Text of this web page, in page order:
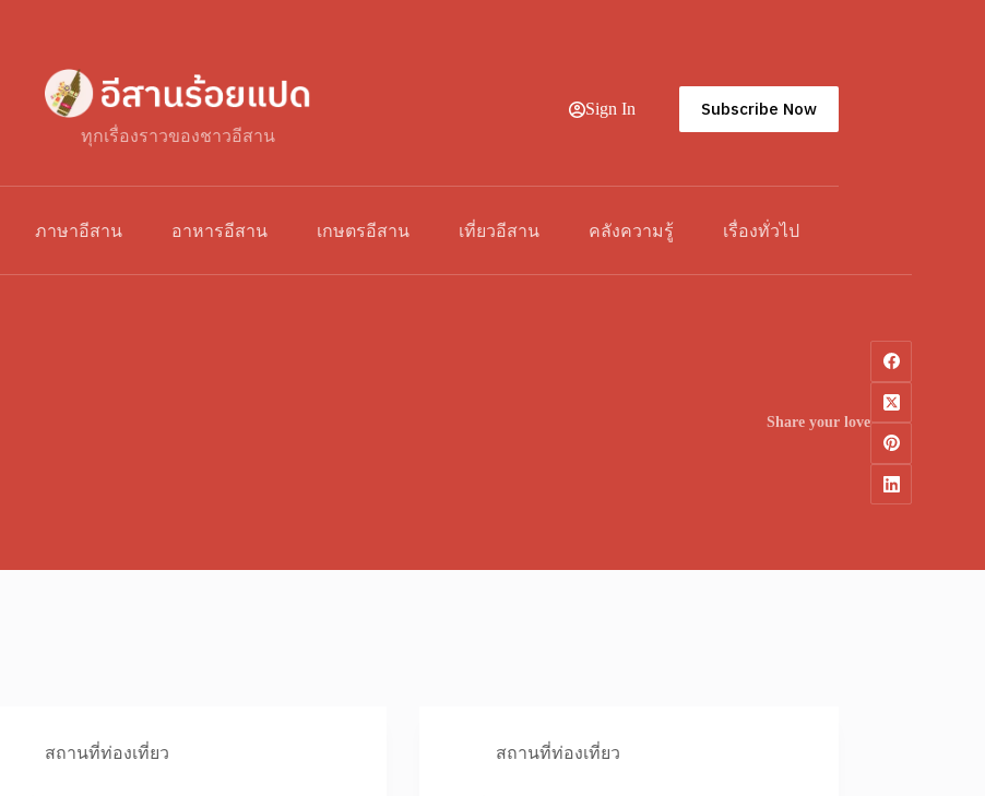
ทุกเรื่องราวของชาวอีสาน
Sign In Subscribe Now
ภาษาอีสาน อาหารอีสาน เกษตรอีสาน เที่ยวอีสาน คลังความรู้ เรื่องทั่วไป
Share your love
สถานที่ท่องเที่ยว สถานที่ท่องเที่ยว